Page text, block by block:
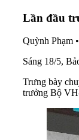
Lần đầu
Quỳnh Phạm •
Sáng 18/5,
Trưng bày
trưởng Bộ